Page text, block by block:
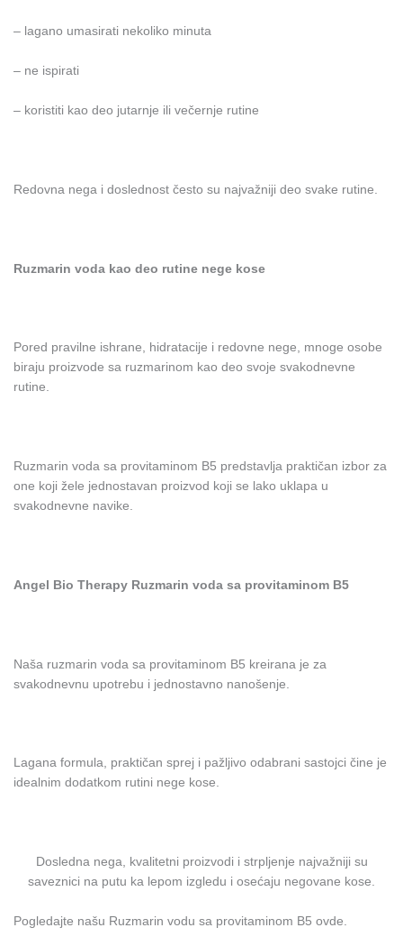
– lagano umasirati nekoliko minuta
– ne ispirati
– koristiti kao deo jutarnje ili večernje rutine
Redovna nega i doslednost često su najvažniji deo svake rutine.
Ruzmarin voda kao deo rutine nege kose
Pored pravilne ishrane, hidratacije i redovne nege, mnoge osobe
biraju proizvode sa ruzmarinom kao deo svoje svakodnevne
rutine.
Ruzmarin voda sa provitaminom B5 predstavlja praktičan izbor za
one koji žele jednostavan proizvod koji se lako uklapa u
svakodnevne navike.
Angel Bio Therapy Ruzmarin voda sa provitaminom B5
Naša ruzmarin voda sa provitaminom B5 kreirana je za
svakodnevnu upotrebu i jednostavno nanošenje.
Lagana formula, praktičan sprej i pažljivo odabrani sastojci čine je
idealnim dodatkom rutini nege kose.
Dosledna nega, kvalitetni proizvodi i strpljenje najvažniji su
saveznici na putu ka lepom izgledu i osećaju negovane kose.
Pogledajte našu Ruzmarin vodu sa provitaminom B5 ovde.